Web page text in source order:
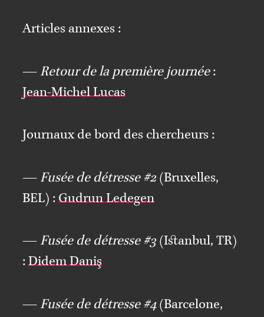
Articles annexes :
— Retour de la première journée:
Jean-Michel Lucas
Journaux de bord des chercheurs :
— Fusée de détresse #2(Bruxelles,
BEL) : Gudrun Ledegen
— Fusée de détresse #3(Istanbul, TR)
: Didem Daniş
—Fusée de détresse #4(Barcelone,